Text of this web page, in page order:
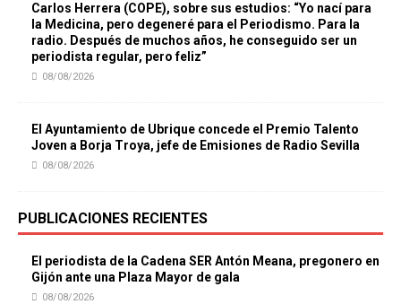
Carlos Herrera (COPE), sobre sus estudios: “Yo nací para
la Medicina, pero degeneré para el Periodismo. Para la
radio. Después de muchos años, he conseguido ser un
periodista regular, pero feliz”
08/08/2026
El Ayuntamiento de Ubrique concede el Premio Talento
Joven a Borja Troya, jefe de Emisiones de Radio Sevilla
08/08/2026
PUBLICACIONES RECIENTES
El periodista de la Cadena SER Antón Meana, pregonero en
Gijón ante una Plaza Mayor de gala
08/08/2026